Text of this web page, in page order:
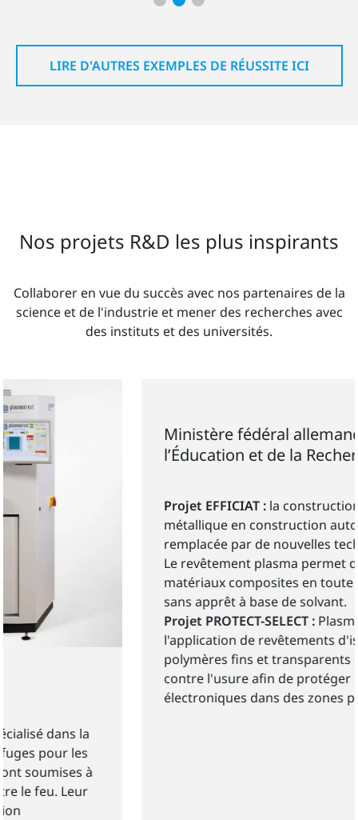
LIRE D'AUTRES EXEMPLES DE RÉUSSITE ICI
Nos projets R&D les plus inspirants
Collaborer en vue du succès avec nos partenaires de la
science et de l'industrie et mener des recherches avec
des instituts et des universités.
Ministère fédéral allemand de
l’Éducation et de la Recherche
Projet EFFICIAT :
métallique en construction automobile a été
remplacée par de nouvelles techniques